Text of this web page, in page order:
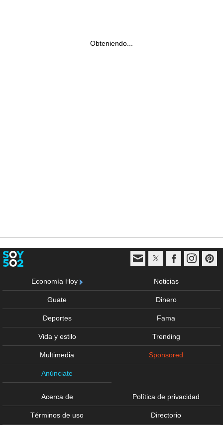
Obteniendo...
Economía Hoy Noticias
Guate Dinero
Deportes Fama
Vida y estilo Trending
Multimedia Sponsored
Anúnciate
Acerca de Política de privacidad
Términos de uso Directorio